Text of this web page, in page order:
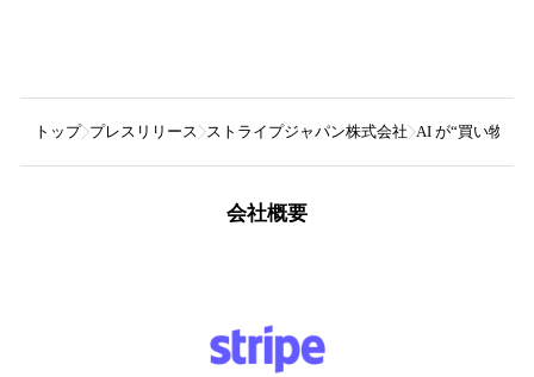
トップ プレスリリース ストライプジャパン株式会社 AI が“買い物”
会社概要